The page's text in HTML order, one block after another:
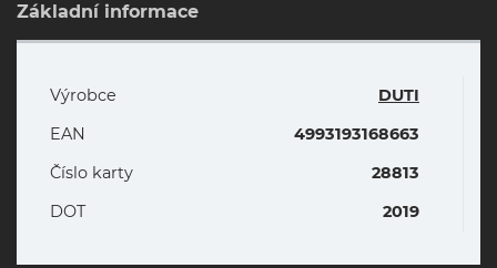
Základní informace
Výrobce
DUTI
EAN
4993193168663
Číslo karty
28813
DOT
2019